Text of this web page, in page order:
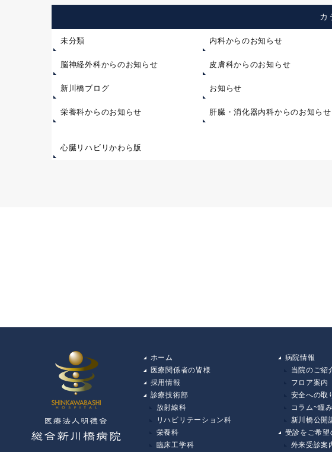
カ
未分類 内科からのお知らせ
脳神経外科からのお知らせ 皮膚科からのお知らせ
新川橋ブログ お知らせ
栄養科からのお知らせ 肝臓・消化器内科からのお知らせ
心臓リハビリかわら版
ホーム
医療関係者の皆様
採用情報
診療技術部
放射線科
リハビリテーション科
栄養科
臨床工学科
病院情報
当院のご紹
フロア案内
安全への取
コラム~瞳
新川橋公開
受診をご希望
外来受診案